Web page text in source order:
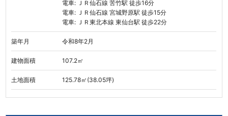
電車: ＪＲ仙石線 苦竹駅 徒歩16分
電車: ＪＲ仙石線 宮城野原駅 徒歩15分
電車: ＪＲ東北本線 東仙台駅 徒歩22分
築年月 令和8年2月
建物面積 107.2㎡
土地面積 125.78㎡(38.05坪)